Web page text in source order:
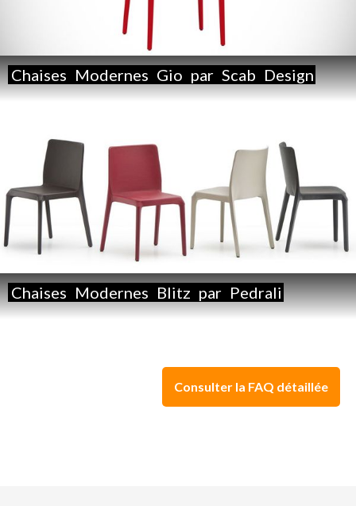
Chaises Modernes Gio par Scab Design
Chaises Modernes Blitz par Pedrali
Consulter la FAQ détaillée